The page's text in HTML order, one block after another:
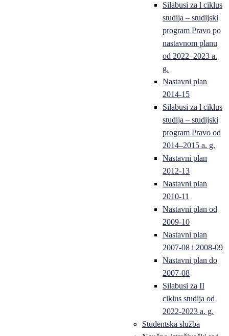
Silabusi za l ciklus
studija – studijski
program Pravo po
nastavnom planu
od 2022–2023 a.
g.
Nastavni plan
2014-15
Silabusi za l ciklus
studija – studijski
program Pravo od
2014–2015 a. g.
Nastavni plan
2012-13
Nastavni plan
2010-11
Nastavni plan od
2009-10
Nastavni plan
2007-08 i 2008-09
Nastavni plan do
2007-08
Silabusi za II
ciklus studija od
2022-2023 a. g.
Studentska služba